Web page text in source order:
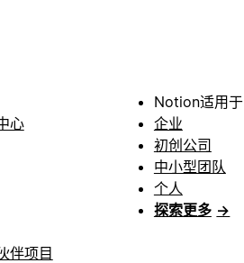
心
伴项目
Notion适用于
企业
初创公司
中小型团队
个人
探索更多 →